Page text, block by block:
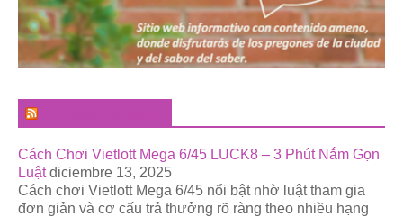
Cách Chơi Vietlott Mega 6/45 LUCK8 – 3 Phút Nắm Gọn
Luật diciembre 13, 2025
Cách chơi Vietlott Mega 6/45 nổi bật nhờ luật tham gia
đơn giản và cơ cấu trả thưởng rõ ràng theo nhiều hạng